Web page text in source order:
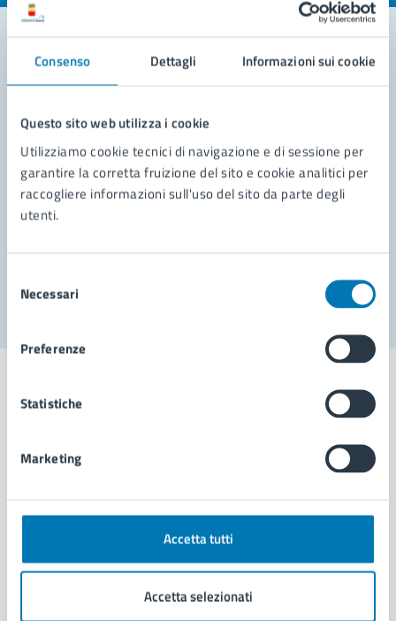
Consenso Dettagli Informazioni sui cookie
Questo sito web utilizza i cookie
Utilizziamo cookie tecnici di navigazione e di sessione per
garantire la corretta fruizione del sito e cookie analitici per
raccogliere informazioni sull'uso del sito da parte degli
utenti.
delNecessari
Preferenze
Statistiche
Marketing
Accetta tutti
Accetta selezionati
Contatta il comune
Leggi le domande frequenti
Richiedi assistenza
Prenota appuntamento
Municipalità